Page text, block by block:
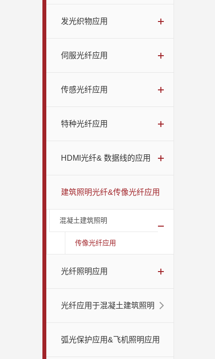
发光织物应用
伺服光纤应用
传感光纤应用
特种光纤应用
HDMI光纤& 数据线的应用
建筑照明光纤&传像光纤应用
混凝土建筑照明
传像光纤应用
光纤照明应用
光纤应用于混凝土建筑照明
弧光保护应用&飞机照明应用